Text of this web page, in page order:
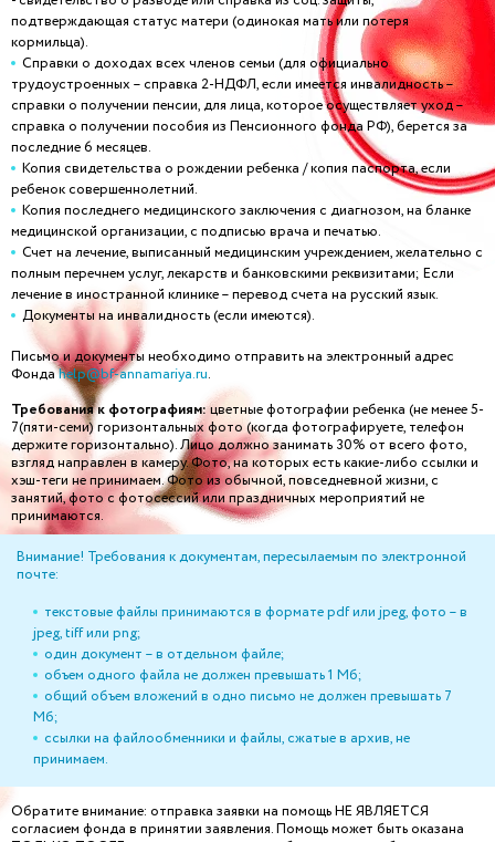
подтверждающая статус матери (одинокая мать или потеря
кормильца).
Справки о доходах всех членов семьи (для официально
трудоустроенных – справка 2-НДФЛ, если имеется инвалидность –
справки о получении пенсии, для лица, которое осуществляет уход –
справка о получении пособия из Пенсионного фонда РФ), берется за
последние 6 месяцев.
Копия свидетельства о рождении ребенка / копия паспорта, если
ребенок совершеннолетний.
Копия последнего медицинского заключения с диагнозом, на бланке
медицинской организации, с подписью врача и печатью.
Счет на лечение, выписанный медицинским учреждением, желательно с
полным перечнем услуг, лекарств и банковскими реквизитами; Если
лечение в иностранной клинике – перевод счета на русский язык.
Документы на инвалидность (если имеются).
Письмо и документы необходимо отправить на электронный адрес
Фондаhelp@bf-annamariya.ru.
Требования к фотографиям:цветные фотографии ребенка (не менее 5-
7(пяти-семи) горизонтальных фото (когда фотографируете, телефон
держите горизонтально). Лицо должно занимать 30% от всего фото,
взгляд направлен в камеру. Фото, на которых есть какие-либо ссылки и
хэш-теги не принимаем. Фото из обычной, повседневной жизни, с
занятий, фото с фотосессий или праздничных мероприятий не
принимаются.
Внимание! Требования к документам, пересылаемым по электронной
почте:
текстовые файлы принимаются в формате pdf или jpeg, фото – в
jpeg, tiff или png;
один документ – в отдельном файле;
объем одного файла не должен превышать 1 Мб;
общий объем вложений в одно письмо не должен превышать 7
Мб;
ссылки на файлообменники и файлы, сжатые в архив, не
принимаем.
Обратите внимание: отправка заявки на помощь НЕ ЯВЛЯЕТСЯ
согласием фонда в принятии заявления. Помощь может быть оказана